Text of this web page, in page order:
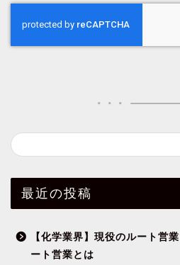
最近の投稿
【化学業界】現役のルート営
ート営業とは